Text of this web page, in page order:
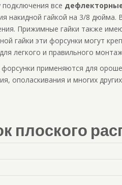
подключения все
накидной гайкой на 3/8 дюйма.
Прижимные гайки также
гайки эти форсунки могут
легкого и правильного
применяются для
ополаскивания и многих
плоского